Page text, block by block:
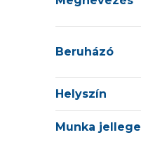
Beruházó
Helyszín
Munka jellege